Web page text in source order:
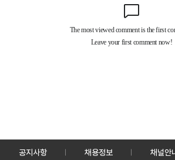
공지사항 채용정보 채널안